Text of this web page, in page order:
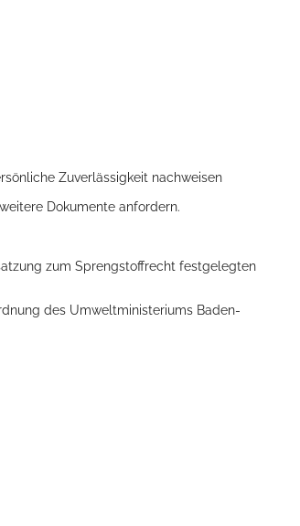
Zuverlässigkeit nachweisen
Dokumente anfordern.
zum Sprengstoffrecht festgelegten
des Umweltministeriums Baden-